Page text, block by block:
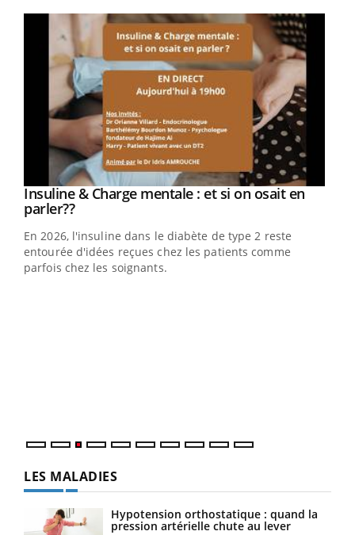
Youtube
Insuline & Charge mentale : et si on osait en
parler??Youtube
En 2026, l'insuline dans le diabète de type 2 reste
entourée d'idées reçues chez les patients comme
parfois chez les soignants.
LES MALADIES
Hypotension orthostatique : quand la
pression artérielle chute au lever